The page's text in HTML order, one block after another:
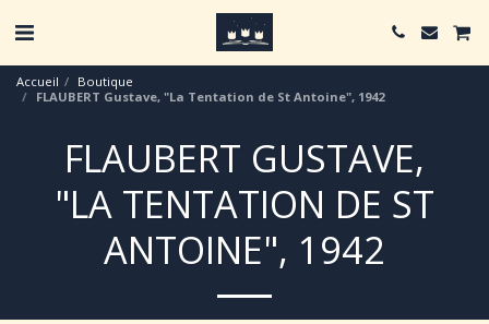
Accueil
Boutique
FLAUBERT Gustave, "La Tentation de St Antoine", 1942
FLAUBERT GUSTAVE,
"LA TENTATION DE ST
ANTOINE", 1942